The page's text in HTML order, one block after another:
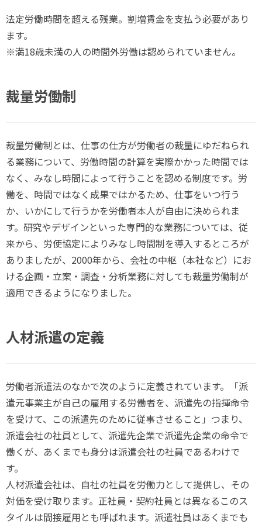
法定労働時間を超える残業。割増賃金を支払う必要があり
ます。
※満18歳未満の人の時間外労働は認められていません。
裁量労働制
裁量労働制とは、仕事の仕方が労働者の裁量にゆだねられ
る業務について、労働時間の計算を実際かかった時間では
なく、みなし時間によって行うことを認める制度です。労
働を、時間ではなく成果ではかるため、仕事をいつ行う
か、いかにして行うかを労働者本人が自由に決められま
す。研究やデザインといった専門的な業務については、従
来から、労使協定によりみなし時間制を導入するところが
ありましたが、2000年から、会社の中枢（本社など）にお
ける企画・立案・調査・分析業務に対しても裁量労働制が
適用できるようになりました。
人材派遣の定義
労働者派遣法のなかで次のように定義されています。「派
遣元事業主が自己の雇用する労働者を、派遣先の指揮命令
を受けて、この派遣先のために従事させること」つまり、
派遣会社の社員として、派遣先企業で派遣先企業の命令で
働くが、あくまでも身分は派遣会社の社員であるわけで
す。
人材派遣会社は、自社の社員を労働力として提供し、その
対価を受け取ります。正社員・契約社員とは異なるこのス
タイルは間接雇用とも呼ばれます。派遣社員はあくまでも